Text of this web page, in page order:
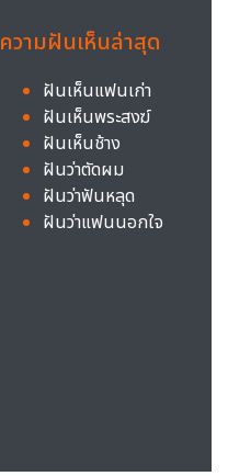
ความฝันเห็นล่าสุด
ฝันเห็นแฟนเก่า
ฝันเห็นพระสงฆ์
ฝันเห็นช้าง
ฝันว่าตัดผม
ฝันว่าฟันหลุด
ฝันว่าแฟนนอกใจ